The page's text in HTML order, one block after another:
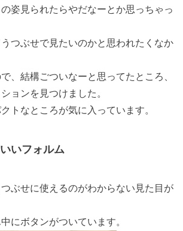
姿見られたらやだなーとか思っちゃっ
つぶせで見たいのかと思われたくなか
、結構ごついなーと思ってたところ、
ョンを見つけました。
トなところが気に入っています。
いフォルム
ぶせに使えるのがわからない見た目が
にボタンがついています。